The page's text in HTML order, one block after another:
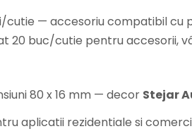
cutie — accesoriu compatibil
20 buc/cutie pentru accesorii,
80 x 16 mm — decor Stejar
aplicatii rezidentiale si